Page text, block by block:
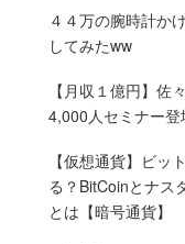
４４万の腕時計か
してみたww
【月収１億円】佐
4,000人セミナー登
【仮想通貨】ビッ
る？BitCoinとナス
とは【暗号通貨】